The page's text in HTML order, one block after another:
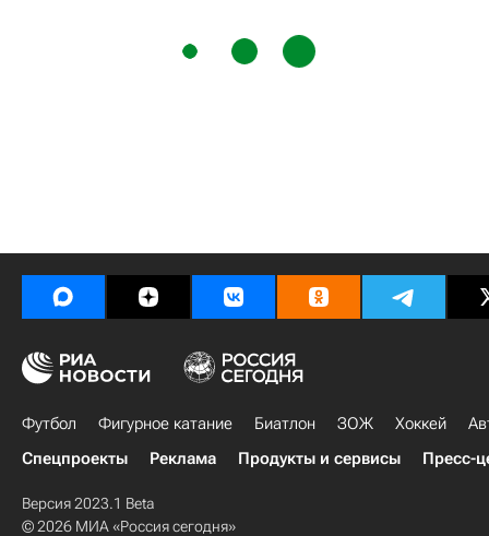
Футбол Фигурное катание Биатлон ЗОЖ Хоккей
Спецпроекты
Реклама Продукты и сервисы Пресс-
Версия 2023.1 Beta
© 2026 МИА «Россия сегодня»